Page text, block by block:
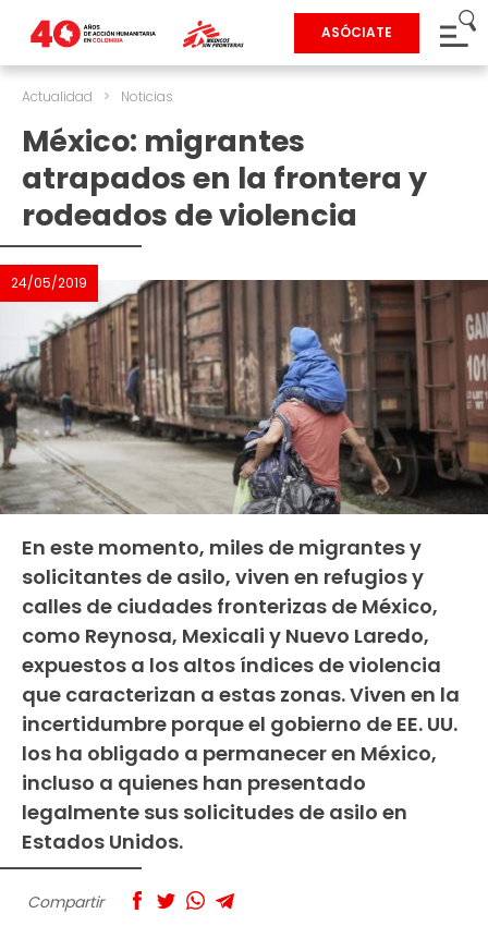
ASÓCIATE
Actualidad > Noticias
México: migrantes
atrapados en la frontera y
rodeados de violencia
24/05/2019
En este momento, miles de migrantes y
solicitantes de asilo, viven en refugios y
calles de ciudades fronterizas de México,
como Reynosa, Mexicali y Nuevo Laredo,
expuestos a los altos índices de violencia
que caracterizan a estas zonas. Viven en la
incertidumbre porque el gobierno de EE. UU.
los ha obligado a permanecer en México,
incluso a quienes han presentado
legalmente sus solicitudes de asilo en
Estados Unidos.
Compartir